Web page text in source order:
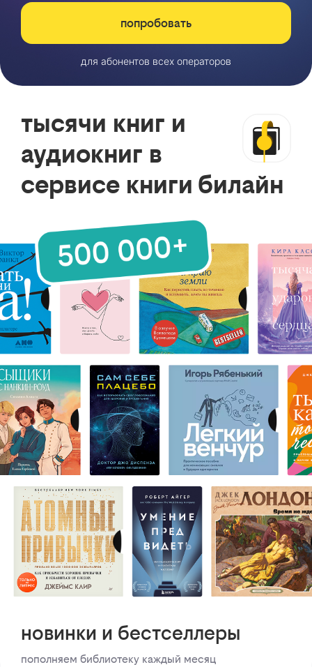
попробовать
для абонентов всех операторов
тысячи книг и
аудиокниг в
сервисе книги билайн
новинки и бестселлеры
пополняем библиотеку каждый месяц